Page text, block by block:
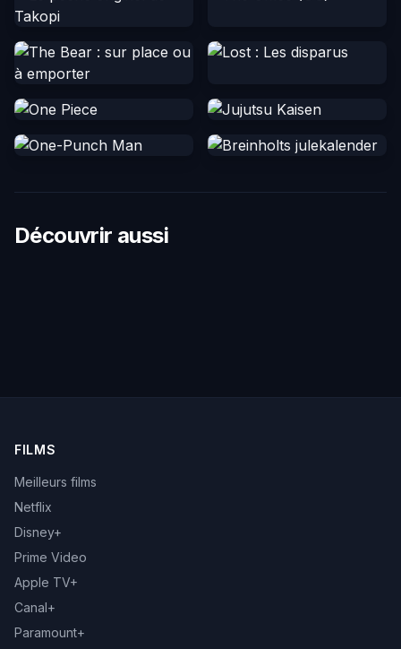
Découvrir aussi
FILMS
Meilleurs films
Netflix
Disney+
Prime Video
Apple TV+
Canal+
Paramount+